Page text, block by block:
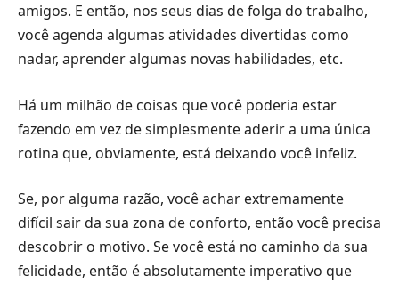
amigos. E então, nos seus dias de folga do trabalho,
você agenda algumas atividades divertidas como
nadar, aprender algumas novas habilidades, etc.
Há um milhão de coisas que você poderia estar
fazendo em vez de simplesmente aderir a uma única
rotina que, obviamente, está deixando você infeliz.
Se, por alguma razão, você achar extremamente
difícil sair da sua zona de conforto, então você precisa
descobrir o motivo. Se você está no caminho da sua
felicidade, então é absolutamente imperativo que